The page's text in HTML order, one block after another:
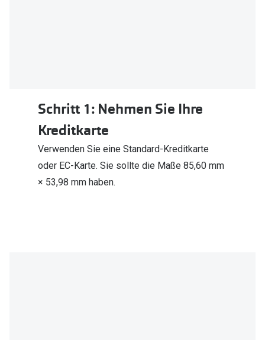
Schritt 1: Nehmen Sie Ihre
Kreditkarte
Verwenden Sie eine Standard-Kreditkarte
oder EC-Karte. Sie sollte die Maße 85,60 mm
× 53,98 mm haben.